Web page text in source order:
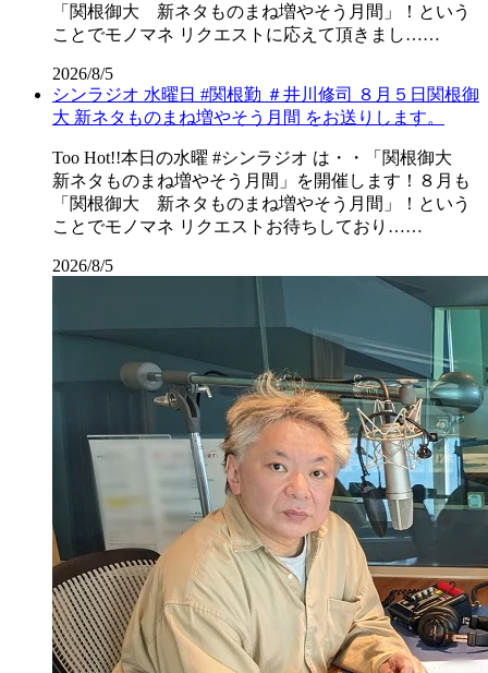
「関根御大 新ネタものまね増やそう月間」！という
ことでモノマネ リクエストに応えて頂きまし……
2026/8/5
シンラジオ 水曜日 #関根勤 ＃井川修司 ８月５日関根御
大 新ネタものまね増やそう月間 をお送りします。
Too Hot!!本日の水曜 #シンラジオ は・・「関根御大
新ネタものまね増やそう月間」を開催します！８月も
「関根御大 新ネタものまね増やそう月間」！という
ことでモノマネ リクエストお待ちしており……
2026/8/5